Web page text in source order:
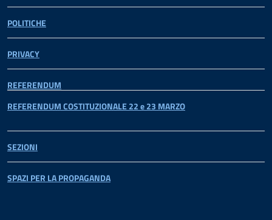
POLITICHE
PRIVACY
REFERENDUM
REFERENDUM COSTITUZIONALE 22 e 23 MARZO
SEZIONI
SPAZI PER LA PROPAGANDA